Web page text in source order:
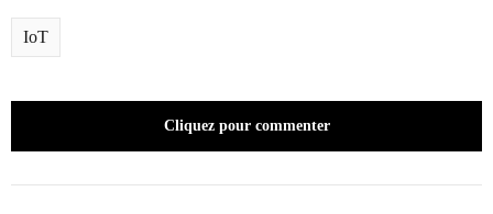
IoT
Cliquez pour commenter